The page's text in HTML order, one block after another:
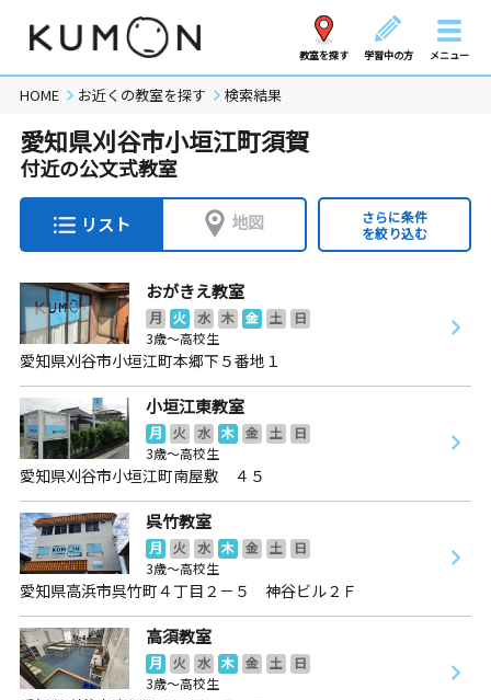
教室を探す 学習中の方 メニュー
HOME お近くの教室を探す 検索結果
愛知県刈谷市小垣江町須賀
付近の公文式教室
リスト 地図
さらに条件
を絞り込む
おがきえ教室
月 火 水 木 金 土
日
3歳～高校生
愛知県刈谷市小垣江町本郷下５番地１
小垣江東教室
月 火 水 木 金 土
日
3歳～高校生
愛知県刈谷市小垣江町南屋敷 ４５
呉竹教室
月 火 水 木 金 土
日
3歳～高校生
愛知県高浜市呉竹町４丁目２－５ 神谷ビル２Ｆ
高須教室
月 火 水 木 金 土
日
3歳～高校生